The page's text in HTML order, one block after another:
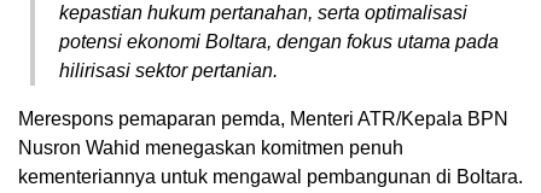
kepastian hukum pertanahan, serta optimalisasi
potensi ekonomi Boltara, dengan fokus utama pada
hilirisasi sektor pertanian.
Merespons pemaparan pemda, Menteri ATR/Kepala BPN
Nusron Wahid menegaskan komitmen penuh
kementeriannya untuk mengawal pembangunan di Boltara.